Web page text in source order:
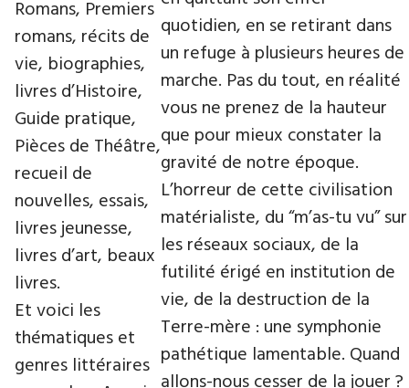
quotidien, en se retirant dans
un refuge à plusieurs heures de
marche. Pas du tout, en réalité
vous ne prenez de la hauteur
que pour mieux constater la
gravité de notre époque.
L’horreur de cette civilisation
matérialiste, du “m’as-tu vu” sur
les réseaux sociaux, de la
futilité érigé en institution de
vie, de la destruction de la
Terre-mère : une symphonie
pathétique lamentable. Quand
Romans, Premiers
romans, récits de
vie, biographies,
livres d’Histoire,
Guide pratique,
Pièces de Théâtre,
recueil de
nouvelles, essais,
livres jeunesse,
livres d’art, beaux
livres.
Et voici les
thématiques et
genres littéraires